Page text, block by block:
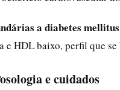
a diabetes
HDL baixo, perfil que se
e cuidados